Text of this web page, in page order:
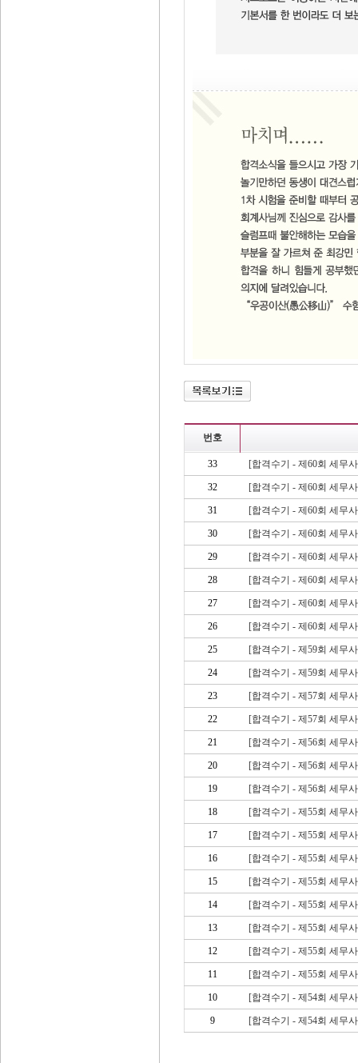
번호
33 [합격수기 - 제60회 세무
32 [합격수기 - 제60회 세무
31 [합격수기 - 제60회 세무
30 [합격수기 - 제60회 세무
29 [합격수기 - 제60회 세무
28 [합격수기 - 제60회 세무
27 [합격수기 - 제60회 세무
26 [합격수기 - 제60회 세무
25 [합격수기 - 제59회 세무
24 [합격수기 - 제59회 세무
23 [합격수기 - 제57회 세무
22 [합격수기 - 제57회 세무
21 [합격수기 - 제56회 세무
20 [합격수기 - 제56회 세무
19 [합격수기 - 제56회 세무
18 [합격수기 - 제55회 세무
17 [합격수기 - 제55회 세무
16 [합격수기 - 제55회 세무
15 [합격수기 - 제55회 세무
14 [합격수기 - 제55회 세무
13 [합격수기 - 제55회 세무
12 [합격수기 - 제55회 세무
11 [합격수기 - 제55회 세무
10 [합격수기 - 제54회 세무
9 [합격수기 - 제54회 세무